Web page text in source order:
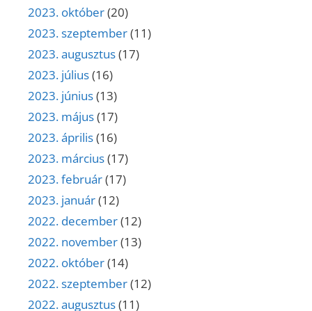
2023. október(20)
2023. szeptember(11)
2023. augusztus(17)
2023. július(16)
2023. június(13)
2023. május(17)
2023. április(16)
2023. március(17)
2023. február(17)
2023. január(12)
2022. december(12)
2022. november(13)
2022. október(14)
2022. szeptember(12)
2022. augusztus(11)